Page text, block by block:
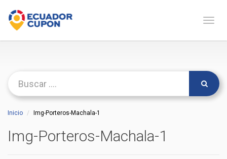
Inicio Img-Porteros-Machala-1
Img-Porteros-Machala-1